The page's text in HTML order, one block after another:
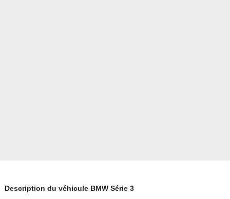
Description du véhicule BMW Série 3